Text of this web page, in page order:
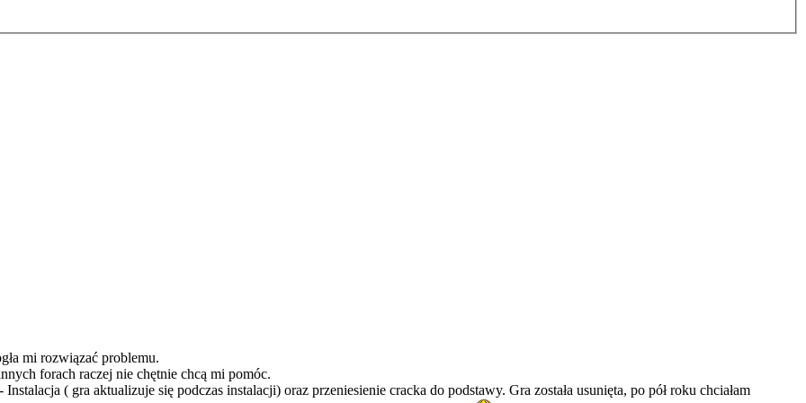
mi rozwiązać problemu.
forach raczej nie chętnie chcą mi pomóc.
( gra aktualizuje się podczas instalacji) oraz przeniesienie cracka do podstawy. Gra została usunięta, po pół roku chciałam